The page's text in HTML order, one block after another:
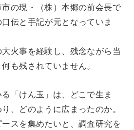
の現・（株）本郷の前会長で
伝と手記が元となっていま
火事を経験し、残念ながら当
も残されていません。
「けん玉」は、どこで生ま
、どのように広まったのか。
スを集めたいと、調査研究を